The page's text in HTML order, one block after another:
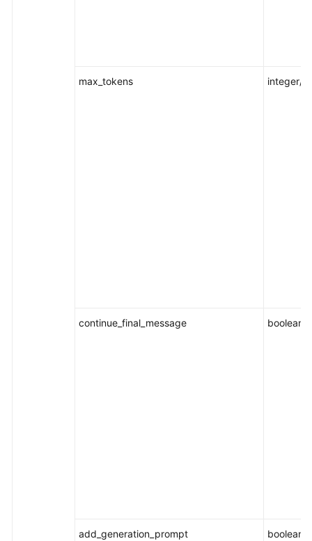
max_tokens integer/
continue_final_message boolean
add_generation_prompt boolean